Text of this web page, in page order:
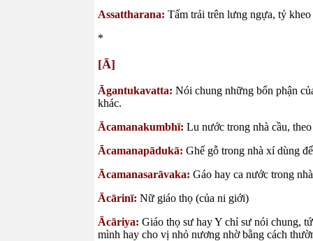
Assattharana: Tấm trải trên lưng ngựa, tỷ
*
[Ā]
Āgantukavatta: Nói chung những bổn phận
khác.
Ācamanakumbhī: Lu nước trong nhà cầu,
Ācamanapādukā: Ghế gỗ trong nhà xí dùng
Ācamanasarāvaka: Gáo hay ca nước trong
Ācārinī: Nữ giáo thọ (của ni giới)
Ācāriya: Giáo thọ sư hay Y chỉ sư nói chung,
mình hay cho vị nhỏ nương nhờ bằng cách